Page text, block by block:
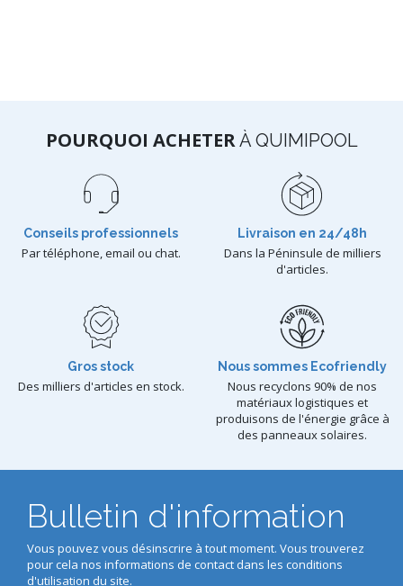
POURQUOI ACHETERÀ QUIMIPOOL
Conseils professionnels
Par téléphone, email ou chat.
Livraison en 24/48h
Dans la Péninsule de milliers
d'articles.
Gros stock
Des milliers d'articles en stock.
Nous sommes Ecofriendly
Nous recyclons 90% de nos
matériaux logistiques et
produisons de l'énergie grâce à
des panneaux solaires.
Bulletin d'information
Vous pouvez vous désinscrire à tout moment. Vous trouverez
pour cela nos informations de contact dans les conditions
d'utilisation du site.